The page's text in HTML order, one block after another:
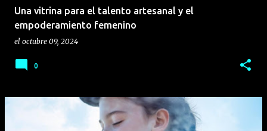
vehículos confiables y eficientes," comentó Herbert
Villagrán, Jefe de Ventas, Roosevelt. Foton: Tecnología
g...
Una vitrina para el talento artesanal y el
empoderamiento femenino
el octubre 09, 2024
0